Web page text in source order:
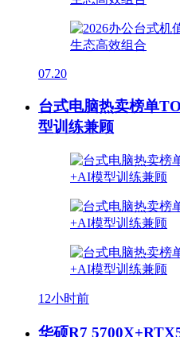
07.20
台式电脑热卖榜单
型训练兼顾
12小时前
华硕R7